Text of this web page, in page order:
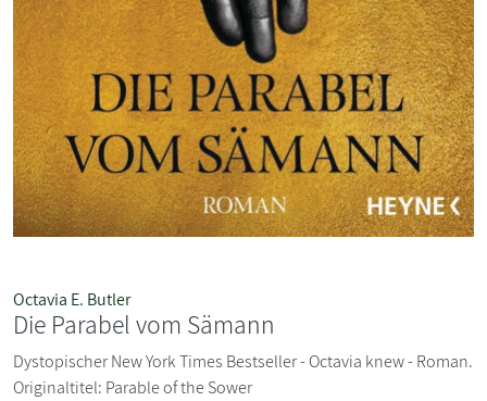
Octavia E. Butler
Die Parabel vom Sämann
Dystopischer New York Times Bestseller - Octavia knew - Roman.
Originaltitel: Parable of the Sower